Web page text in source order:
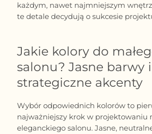
każdym, nawet najmniejszym
te detale decydują o sukcesie
Jakie kolory do
salonu? Jasne barwy i
strategiczne akcenty
Wybór odpowiednich kolorów to
najważniejszy krok w projektowaniu
eleganckiego salonu. Jasne,